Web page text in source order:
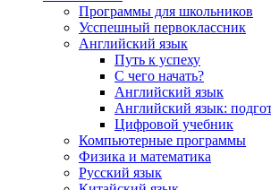
Программы для школьников
Усспешный первоклассник
Английский язык
Путь к успеху
С чего начать?
Английский язык
Английский язык:
Цифровой учебник
Компьютерные программы
Физика и математика
Русский язык